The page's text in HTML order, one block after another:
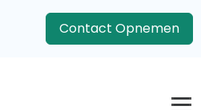
Contact Opnemen